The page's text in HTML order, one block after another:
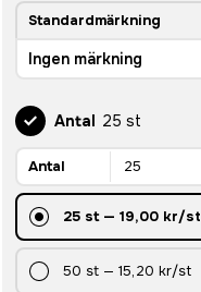
Standardmärkning
Ingen märkning
Antal 25 st
Antal
25 st— 19,00 kr/st
50 st — 15,20 kr/st